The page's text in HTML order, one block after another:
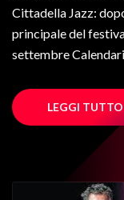
Cittadella Jazz:
principale del
settembre
LEGGI